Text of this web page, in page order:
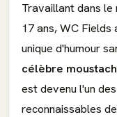
Travaillant dans le
17 ans, WC
unique d'humour
célèbre
est devenu l'un
reconnaissables